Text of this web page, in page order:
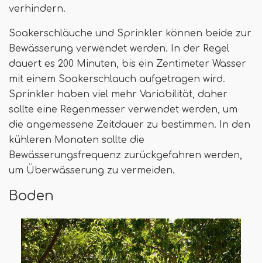
verhindern.
Soakerschläuche und Sprinkler können beide zur
Bewässerung verwendet werden. In der Regel
dauert es 200 Minuten, bis ein Zentimeter Wasser
mit einem Soakerschlauch aufgetragen wird.
Sprinkler haben viel mehr Variabilität, daher
sollte eine Regenmesser verwendet werden, um
die angemessene Zeitdauer zu bestimmen. In den
kühleren Monaten sollte die
Bewässerungsfrequenz zurückgefahren werden,
um Überwässerung zu vermeiden.
Boden